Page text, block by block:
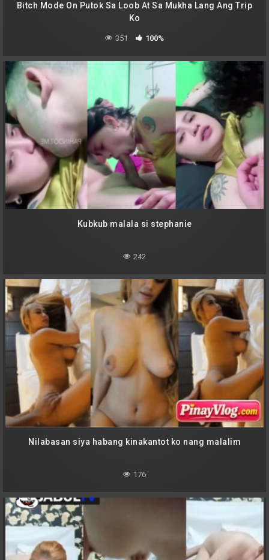
Bitch Mode On Putok Sa Loob At Sa Mukha Lang Ang Trip
Ko
351 100%
Kubkub malala si stephanie
242
Nilabasan siya habang kinakantot ko nang malalim
176